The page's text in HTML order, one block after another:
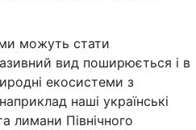
можуть стати
вид поширюється і в
екосистеми з
наші українські
лимани Північного